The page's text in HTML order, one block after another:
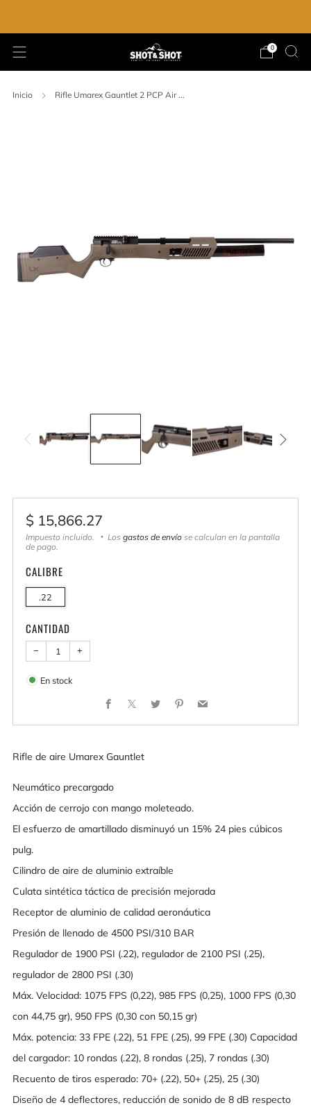
0
Inicio Rifle Umarex Gauntlet 2 PCP Air ...
Precio
habitual
$ 15,866.27
Impuesto incluido. Los gastos de envío se calculan en la pantalla
de pago.
CALIBRE
.22
CANTIDAD
− +
En stock
Facebook Twitter Pinterest
Rifle de aire Umarex Gauntlet
Neumático precargado
Acción de cerrojo con mango moleteado.
El esfuerzo de amartillado disminuyó un 15% 24 pies cúbicos
pulg.
Cilindro de aire de aluminio extraíble
Culata sintética táctica de precisión mejorada
Receptor de aluminio de calidad aeronáutica
Presión de llenado de 4500 PSI/310 BAR
Regulador de 1900 PSI (.22), regulador de 2100 PSI (.25),
regulador de 2800 PSI (.30)
Máx. Velocidad: 1075 FPS (0,22), 985 FPS (0,25), 1000 FPS (0,30
con 44,75 gr), 950 FPS (0,30 con 50,15 gr)
Máx. potencia: 33 FPE (.22), 51 FPE (.25), 99 FPE (.30) Capacidad
del cargador: 10 rondas (.22), 8 rondas (.25), 7 rondas (.30)
Recuento de tiros esperado: 70+ (.22), 50+ (.25), 25 (.30)
Diseño de 4 deflectores, reducción de sonido de 8 dB respecto